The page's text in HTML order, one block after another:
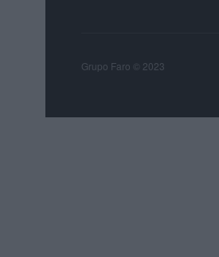
Grupo Faro © 2023